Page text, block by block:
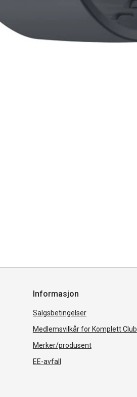
Informasjon
Salgsbetingelser
Medlemsvilkår for Komplett Club
Merker/produsent
EE-avfall